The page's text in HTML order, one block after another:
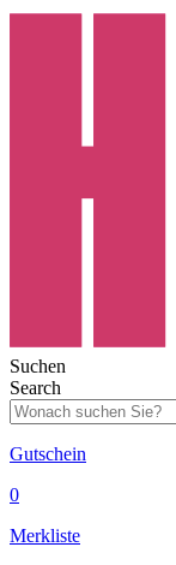
Suchen
Search
Gutschein
0
Merkliste